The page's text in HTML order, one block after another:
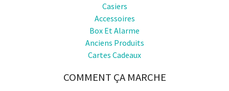
Casiers
Accessoires
Box Et Alarme
Anciens Produits
Cartes Cadeaux
COMMENT ÇA MARCHE